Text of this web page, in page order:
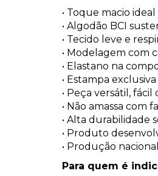
• Toque macio
• Algodão BCI
• Tecido leve e
• Modelagem com
• Elastano na
• Estampa
• Peça versátil,
• Não amassa com
• Alta durabilidade
• Produto
• Produção
Para quem é